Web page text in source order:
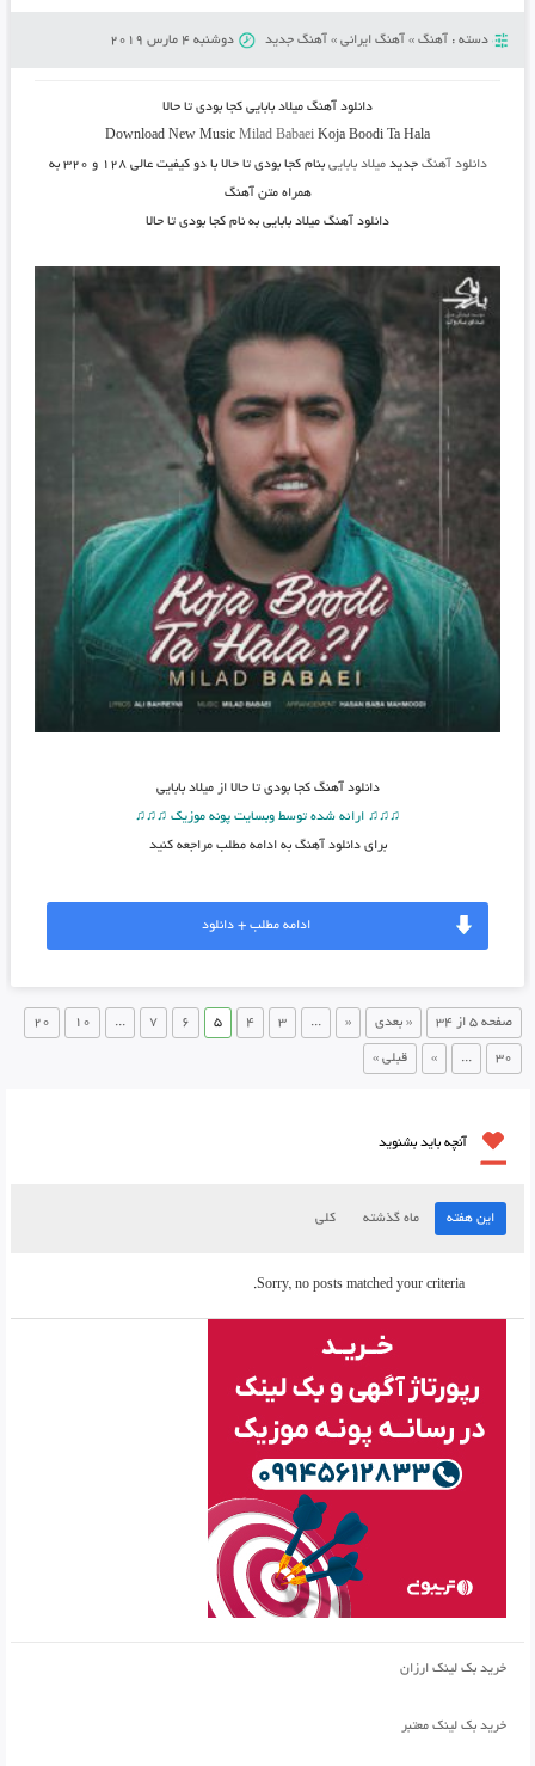
دسته : آهنگ» آهنگ ایرانی» آهنگ جدید دوشنبه 4 مارس 2019
دانلود آهنگ میلاد بابایی کجا بودی تا حالا
Download New Music Milad Babaei Koja Boodi Ta Hala
دانلود آهنگ جدیدمیلاد بابایی بنام کجا بودی تا حالا
با دو کیفیت عالی ۱۲۸ و ۳۲۰ به
همراه متن آهنگ
دانلود آهنگ میلاد بابایی به نام کجا بودی تا حالا
دانلود آهنگ کجا بودی تا حالا از میلاد بابایی
♫♫♫ ارائه شده توسط وبسایت پونه موزیک ♫♫♫
برای دانلود آهنگ به ادامه مطلب مراجعه کنید
ادامه مطلب + دانلود
صفحه 5 از 34 « بعدی «
...
3
4
5
6
7
...
10
20
30
...
» قبلی »
آنچه باید بشنوید
این هفته ماه گذشته کلی
Sorry, no posts matched your criteria.
خرید بک لینک ارزان
خرید بک لینک معتبر